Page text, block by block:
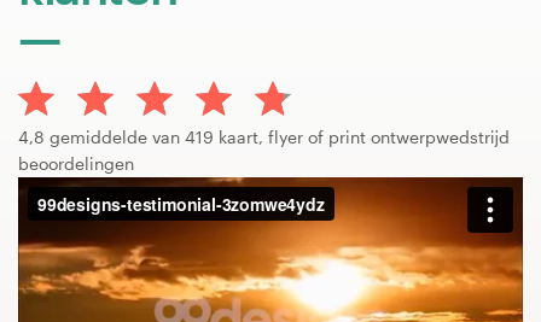
4,8 gemiddelde van 419 kaart, flyer of print ontwerpwedstrijd
beoordelingen
Ontwerpdiensten
Ontwerpwedstrijden
Vind een designer